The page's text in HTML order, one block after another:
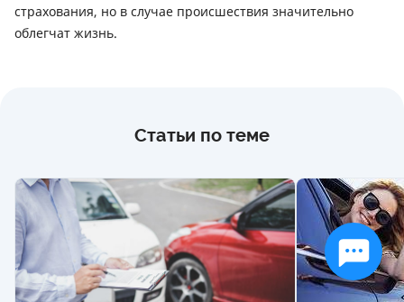
страхования, но в случае происшествия значительно
облегчат жизнь.
Статьи по теме